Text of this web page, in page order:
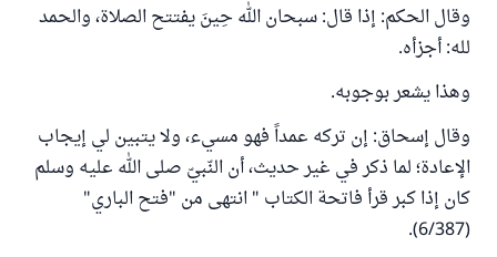
وقال الحكم: إذا قال: سبحان الله حِينَ يفتتح الصلاة، والحمد
لله: أجزأه.
وهذا يشعر بوجوبه.
وقال إسحاق: إن تركه عمداً فهو مسيء، ولا يتبين لي إيجاب
الإعادة؛ لما ذكر في غير حديث، أن النّبيّ صلى الله عليه وسلم
كان إذا كبر قرأ فاتحة الكتاب " انتهى من "فتح الباري"
(6/387).